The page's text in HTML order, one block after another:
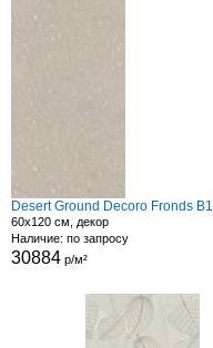
Desert Ground Decoro Fronds B1
60x120 см, декор
Наличие: по запросу
30884 р/м²